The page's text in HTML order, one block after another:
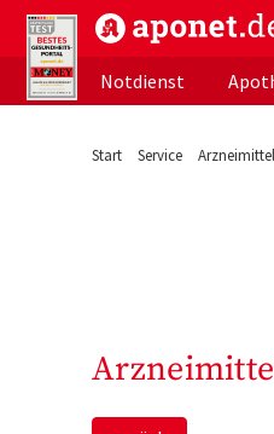
aponet.de - Das
Notdienst
Start Service